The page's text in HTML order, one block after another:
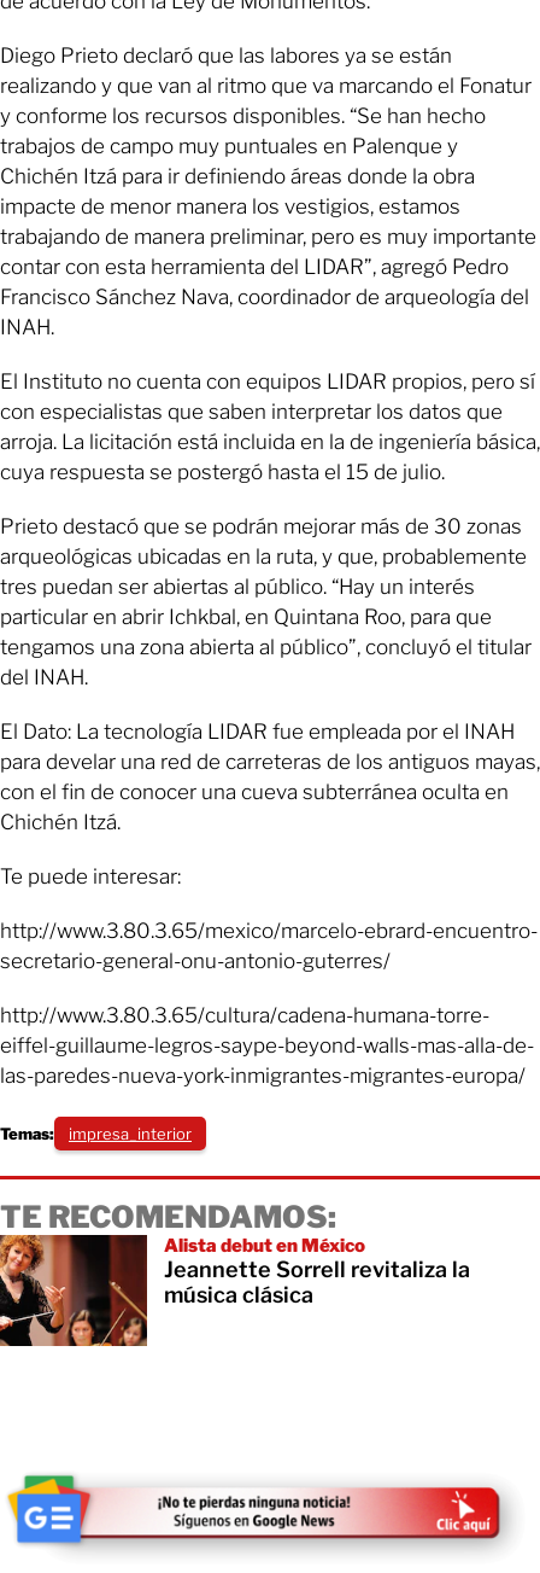
Diego Prieto declaró que las labores ya se están
realizando y que van al ritmo que va marcando el Fonatur
y conforme los recursos disponibles. “Se han hecho
trabajos de campo muy puntuales en Palenque y
Chichén Itzá para ir definiendo áreas donde la obra
impacte de menor manera los vestigios, estamos
trabajando de manera preliminar, pero es muy importante
contar con esta herramienta del LIDAR”, agregó Pedro
Francisco Sánchez Nava, coordinador de arqueología del
INAH.
El Instituto no cuenta con equipos LIDAR propios, pero sí
con especialistas que saben interpretar los datos que
arroja. La licitación está incluida en la de ingeniería básica,
cuya respuesta se postergó hasta el 15 de julio.
Prieto destacó que se podrán mejorar más de 30 zonas
arqueológicas ubicadas en la ruta, y que, probablemente
tres puedan ser abiertas al público. “Hay un interés
particular en abrir Ichkbal, en Quintana Roo, para que
tengamos una zona abierta al público”, concluyó el titular
del INAH.
El Dato: La tecnología LIDAR fue empleada por el INAH
para develar una red de carreteras de los antiguos mayas,
con el fin de conocer una cueva subterránea oculta en
Chichén Itzá.
Te puede interesar:
http://www.3.80.3.65/mexico/marcelo-ebrard-encuentro-
secretario-general-onu-antonio-guterres/
http://www.3.80.3.65/cultura/cadena-humana-torre-
eiffel-guillaume-legros-saype-beyond-walls-mas-alla-de-
las-paredes-nueva-york-inmigrantes-migrantes-europa/
Temas: impresa_interior
TE RECOMENDAMOS:
Alista debut en México
Jeannette Sorrell revitaliza la
música clásica